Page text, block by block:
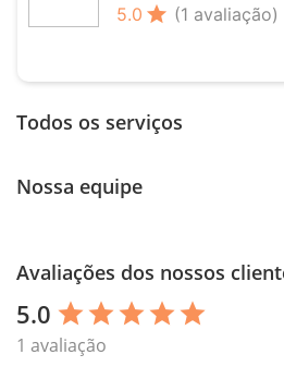
5.0 star (1 avaliação)
Todos os serviços
Nossa equipe
Avaliações dos nossos
5.0 star star star star star
1 avaliação